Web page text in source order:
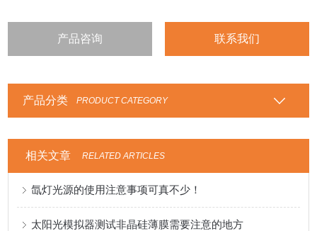
产品咨询 联系我们
产品分类 PRODUCT CATEGORY
相关文章 RELATED ARTICLES
氙灯光源的使用注意事项可真不少！
太阳光模拟器测试非晶硅薄膜需要注意的地方